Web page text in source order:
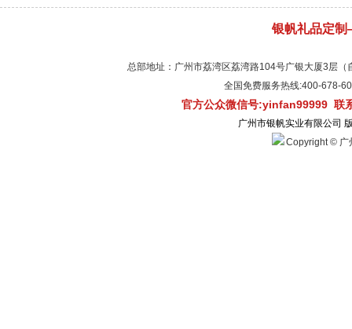
银帆礼品定
总部地址：广州市荔湾区荔湾路104号广银大厦3层
全国免费服务热线:400-
官方公众微信号:yinfan99999 联
广州市银帆实业有限公司
Copyright © 广